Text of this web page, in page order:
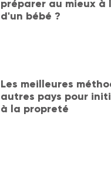
préparer au mieux à
d'un bébé ?
Les meilleures
autres pays pour
à la propreté